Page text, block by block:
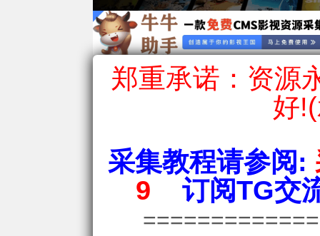
郑重承诺：资源
好
采集教程请参阅:
9
订阅TG交